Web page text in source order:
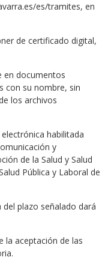
es/tramites, en
de certificado digital,
en documentos
con su nombre, sin
los archivos
habilitada
y
de la Salud y Salud
Pública y Laboral de
plazo señalado dará
la aceptación de las